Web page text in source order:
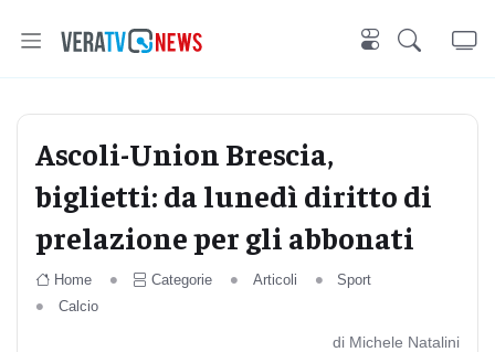
Ascoli-Union Brescia,
biglietti: da lunedì diritto di
prelazione per gli abbonati
Home Categorie Articoli
Sport
Calcio
di Michele Natalini